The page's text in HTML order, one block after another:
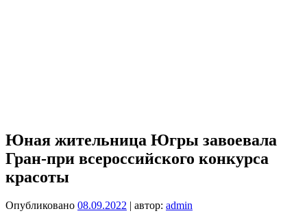
Юная жительница Югры завоевала
Гран-при всероссийского конкурса
красоты
Опубликовано 08.09.2022 | автор: admin